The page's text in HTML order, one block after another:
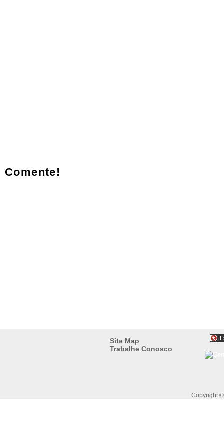
Comente!
Copyright
Site Map
Trabalhe Conosco